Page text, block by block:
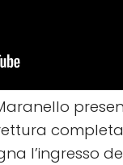
l’ingresso